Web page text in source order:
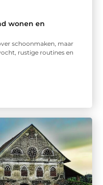
wonen en
schoonmaken, maar
rustige routines en